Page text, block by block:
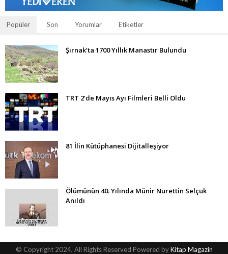
Popüler Son Yorumlar Etiketler
Şırnak’ta 1700 Yıllık Manastır Bulundu
TRT 2’de Mayıs Ayı Filmleri Belli Oldu
81 İlin Kütüphanesi Dijitalleşiyor
Ölümünün 40. Yılında Münir Nurettin Selçuk
Anıldı
© Copyright 2024, All Rights Reserved Powered byKitap Magazin